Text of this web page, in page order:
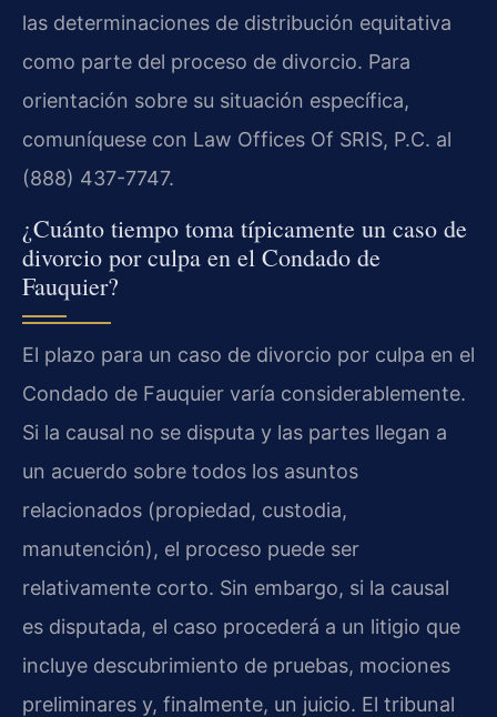
las determinaciones de distribución equitativa
como parte del proceso de divorcio. Para
orientación sobre su situación específica,
comuníquese con Law Offices Of SRIS, P.C. al
(888) 437-7747.
¿Cuánto tiempo toma típicamente un caso de
divorcio por culpa en el Condado de
Fauquier?
El plazo para un caso de divorcio por culpa en el
Condado de Fauquier varía considerablemente.
Si la causal no se disputa y las partes llegan a
un acuerdo sobre todos los asuntos
relacionados (propiedad, custodia,
manutención), el proceso puede ser
relativamente corto. Sin embargo, si la causal
es disputada, el caso procederá a un litigio que
incluye descubrimiento de pruebas, mociones
preliminares y, finalmente, un juicio. El tribunal